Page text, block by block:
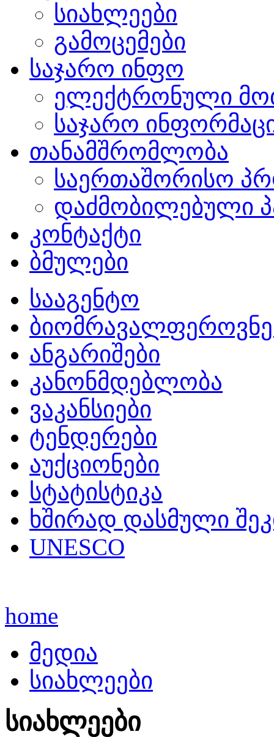
სიახლეები
გამოცემები
საჯარო ინფო
ელექტრონული
საჯარო
თანამშრომლობა
საერთაშორისო
დაძმობილებული
კონტაქტი
ბმულები
სააგენტო
ანგარიშები
კანონმდებლობა
ვაკანსიები
ტენდერები
აუქციონები
სტატისტიკა
ხშირად დასმული
UNESCO
home
მედია
სიახლეები
სიახლეები